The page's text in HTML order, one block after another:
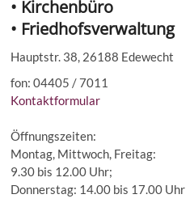
• Kirchenbüro
• Friedhofsverwaltung
Hauptstr. 38, 26188 Edewecht
fon: 04405 / 7011
Kontaktformular
Öffnungszeiten:
Montag, Mittwoch, Freitag:
9.30 bis 12.00 Uhr;
Donnerstag: 14.00 bis 17.00 Uhr